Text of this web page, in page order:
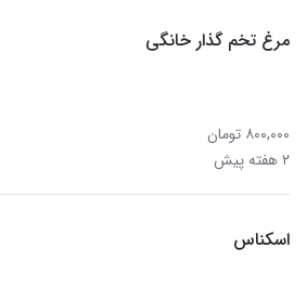
مرغ تخم گذار خانگی
۸۰۰,۰۰۰ تومان
۲ هفته پیش
اسکناس